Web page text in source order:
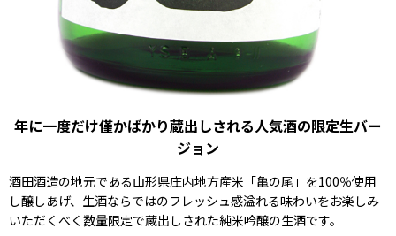
年に一度だけ僅かばかり蔵出しされる人気酒の限定生バー
ジョン
酒田酒造の地元である山形県庄内地方産米「亀の尾」を100％使用
し醸しあげ、生酒ならではのフレッシュ感溢れる味わいをお楽しみ
いただくべく数量限定で蔵出しされた純米吟醸の生酒です。